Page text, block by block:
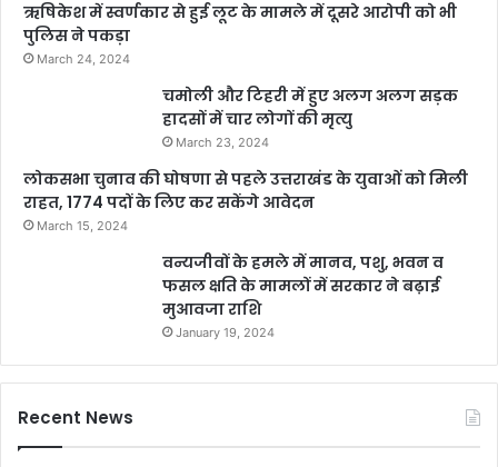
ऋषिकेश में स्वर्णकार से हुई लूट के मामले में दूसरे आरोपी को भी
पुलिस ने पकड़ा
March 24, 2024
चमोली और टिहरी में हुए अलग अलग सड़क
हादसों में चार लोगों की मृत्यु
March 23, 2024
लोकसभा चुनाव की घोषणा से पहले उत्तराखंड के युवाओं को मिली
राहत, 1774 पदों के लिए कर सकेंगे आवेदन
March 15, 2024
वन्यजीवों के हमले में मानव, पशु, भवन व
फसल क्षति के मामलों में सरकार ने बढ़ाई
मुआवजा राशि
January 19, 2024
Recent News